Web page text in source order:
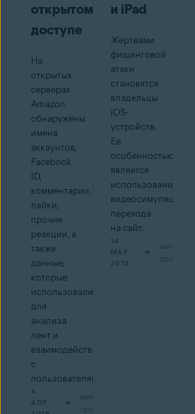
открытом
доступе
На
открытых
серверах
Amazon
обнаружены
имена
аккаунтов,
Facebook
ID,
комментарии,
лайки,
прочие
реакции, а
также
данные,
которые
использовались
для
анализа
лент и
взаимодействий
с
пользователями.
4
АПР
мин на
прочтение
и iPad
Жертвами
фишинговой
атаки
становятся
владельцы
iOS-
устройств.
Ее
особенностью
является
использование
видеосимуляции
перехода
на сайт.
14
МАР
2019
мин на
прочтение